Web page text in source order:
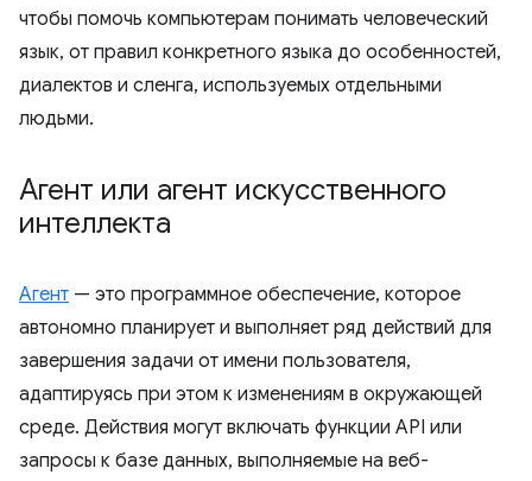
чтобы помочь компьютерам понимать человеческий
язык, от правил конкретного языка до особенностей,
диалектов и сленга, используемых отдельными
людьми.
Агент или агент искусственного
интеллекта
Агент — это программное обеспечение, которое
автономно планирует и выполняет ряд действий для
завершения задачи от имени пользователя,
адаптируясь при этом к изменениям в окружающей
среде. Действия могут включать функции API или
запросы к базе данных, выполняемые на веб-